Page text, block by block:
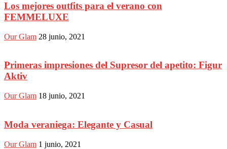
Los mejores outfits para el verano con
FEMMELUXE
Our Glam 28 junio, 2021
Primeras impresiones del Supresor del apetito: Figur
Aktiv
Our Glam 18 junio, 2021
Moda veraniega: Elegante y Casual
Our Glam 1 junio, 2021